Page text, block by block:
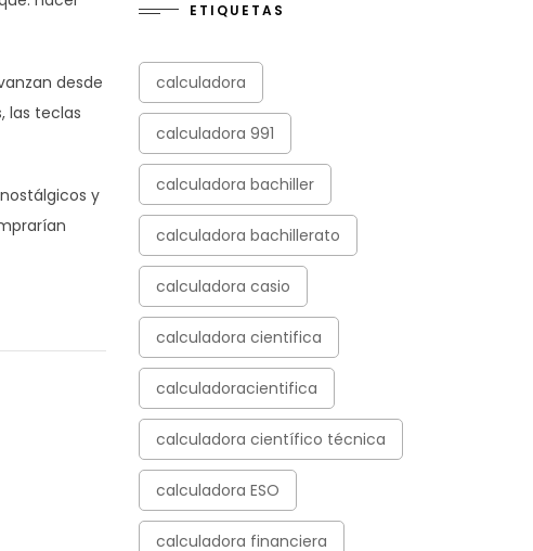
desde
las teclas
y
ETIQUETAS
calculadora
calculadora 991
calculadora bachiller
calculadora bachillerato
calculadora casio
calculadora cientifica
calculadoracientifica
calculadora científico técnica
calculadora ESO
calculadora financiera